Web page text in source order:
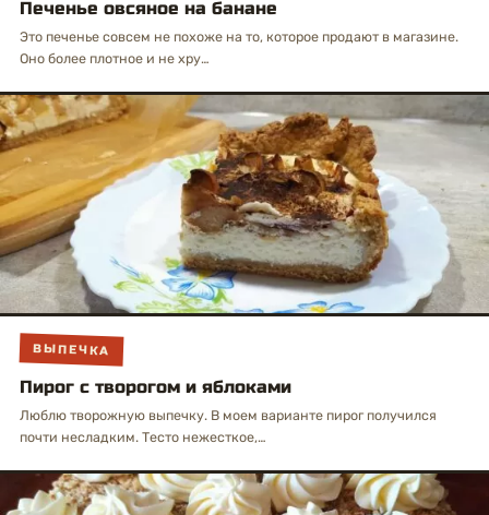
Печенье овсяное на банане
Это печенье совсем не похоже на то, которое продают в магазине.
Оно более плотное и не хру…
ВЫПЕЧКА
Пирог с творогом и яблоками
Люблю творожную выпечку. В моем варианте пирог получился
почти несладким. Тесто нежесткое,…